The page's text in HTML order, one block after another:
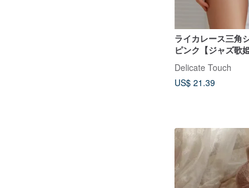
ライカレース三角
ピンク【ジャズ歌
Delicate Touch
US$ 21.39